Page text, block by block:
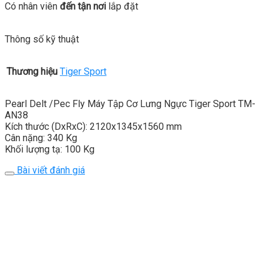
Có nhân viên đến tận nơi lắp đặt
Thông số kỹ thuật
Thương hiệu Tiger Sport
Pearl Delt /Pec Fly Máy Tập Cơ Lưng Ngực Tiger Sport TM-
AN38
Kích thước (DxRxC): 2120x1345x1560 mm
Cân nặng: 340 Kg
Khối lượng tạ: 100 Kg
Bài viết đánh giá